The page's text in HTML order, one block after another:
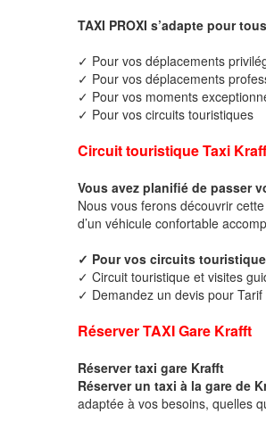
TAXI PROXI s’adapte pour
✓ Pour vos déplacements
✓ Pour vos déplacements
✓ Pour vos moments
✓ Pour vos circuits touristiques
Circuit touristique Taxi
Vous avez planifié de passer
Nous vous ferons découvrir
d’un véhicule confortable
✓ Pour vos circuits
✓ Circuit touristique et visites
✓ Demandez un devis pour
Réserver TAXI Gare Krafft
Réserver taxi gare Krafft
Réserver un taxi à la gare de
adaptée à vos besoins, quelles